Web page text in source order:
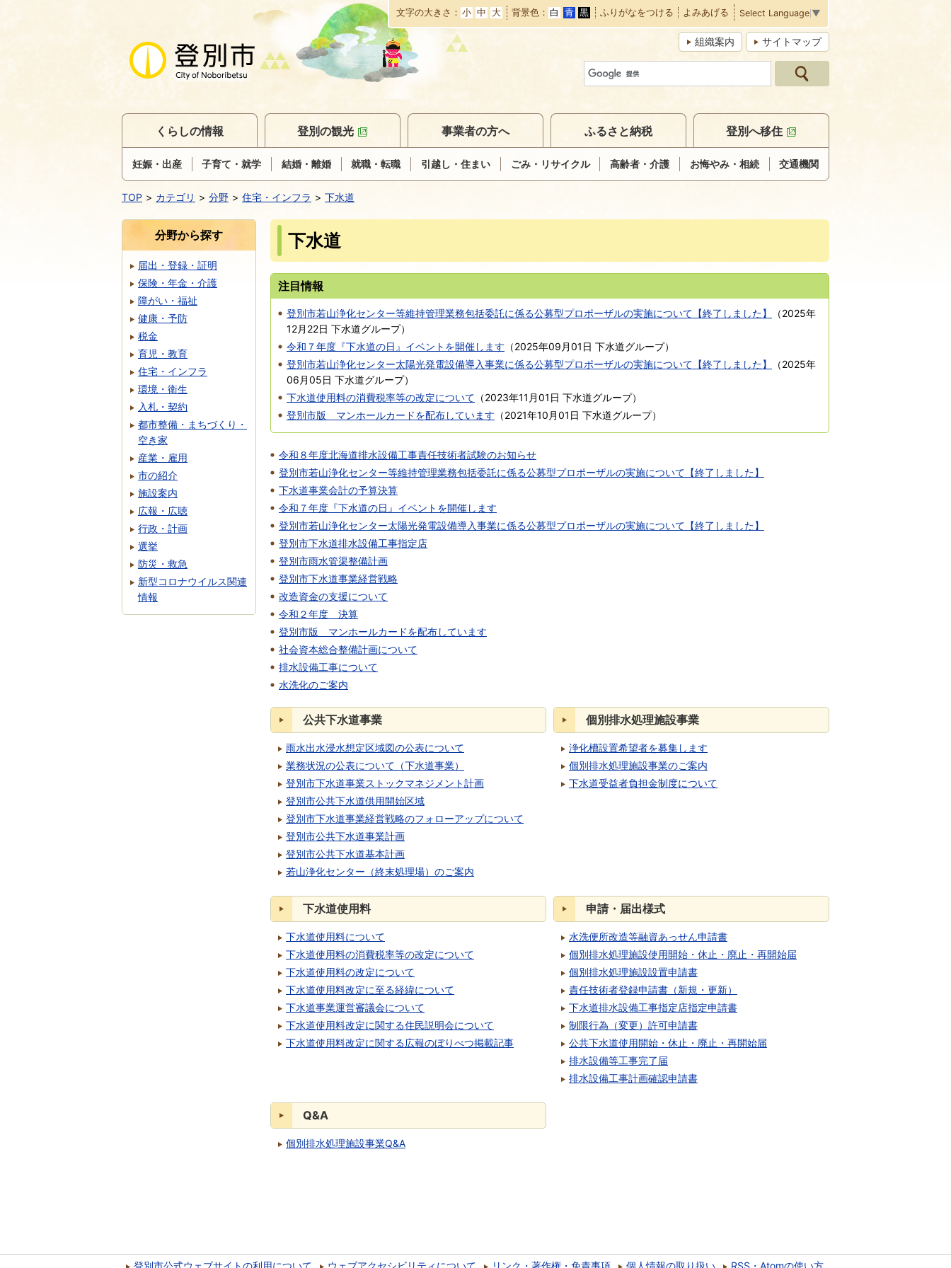
本
文
へ
移
動
文字の大きさ 小 中 大 背景色 白 青 黒 ふりがなをつける よみあげる Select Language ▼
組織案内 サイトマップ
くらしの情報
妊娠・出産 子育て・就学 結婚・離婚 就職・転職 引越し・住まい ごみ・リサイクル 高齢者・介護 お悔やみ・相続 交通機関
登別の観光 事業者の方へ ふるさと納税 登別へ移住
TOP カテゴリ 分野 住宅・インフラ 下水道
下水道
注目情報
登別市若山浄化センター等維持管理業務包括委託に係る公募型プロポーザルの実施について【終了しました】 （2025年
12月22日 下水道グループ）
令和７年度『下水道の日』イベントを開催します （2025年09月01日 下水道グループ）
登別市若山浄化センター太陽光発電設備導入事業に係る公募型プロポーザルの実施について【終了しました】
（2025年
06月05日 下水道グループ）
下水道使用料の消費税率等の改定について （2023年11月01日 下水道グループ）
登別市版 マンホールカードを配布しています （2021年10月01日 下水道グループ）
令和８年度北海道排水設備工事責任技術者試験のお知らせ
登別市若山浄化センター等維持管理業務包括委託に係る公募型プロポーザルの実施について【終了しました】
下水道事業会計の予算決算
令和７年度『下水道の日』イベントを開催します
登別市若山浄化センター太陽光発電設備導入事業に係る公募型プロポーザルの実施について【終了しました】
登別市下水道排水設備工事指定店
登別市雨水管渠整備計画
登別市下水道事業経営戦略
改造資金の支援について
令和２年度 決算
登別市版 マンホールカードを配布しています
社会資本総合整備計画について
排水設備工事について
水洗化のご案内
公共下水道事業
雨水出水浸水想定区域図の公表について
業務状況の公表について（下水道事業）
登別市下水道事業ストックマネジメント計画
登別市公共下水道供用開始区域
登別市下水道事業経営戦略のフォローアップについて
登別市公共下水道事業計画
登別市公共下水道基本計画
若山浄化センター（終末処理場）のご案内
個別排水処理施設事業
浄化槽設置希望者を募集します
個別排水処理施設事業のご案内
下水道受益者負担金制度について
下水道使用料
下水道使用料について
下水道使用料の消費税率等の改定について
下水道使用料の改定について
下水道使用料改定に至る経緯について
下水道事業運営審議会について
下水道使用料改定に関する住民説明会について
下水道使用料改定に関する広報のぼりべつ掲載記事
申請・届出様式
水洗便所改造等融資あっせん申請書
個別排水処理施設使用開始・休止・廃止・再開始届
個別排水処理施設設置申請書
責任技術者登録申請書（新規・更新）
下水道排水設備工事指定店指定申請書
制限行為（変更）許可申請書
公共下水道使用開始・休止・廃止・再開始届
排水設備等工事完了届
排水設備工事計画確認申請書
Q&A
個別排水処理施設事業Q&A
分野から探す
届出・登録・証明
保険・年金・介護
障がい・福祉
健康・予防
税金
育児・教育
住宅・インフラ
環境・衛生
入札・契約
都市整備・まちづくり・
空き家
産業・雇用
市の紹介
施設案内
広報・広聴
行政・計画
選挙
防災・救急
新型コロナウイルス関連
情報
登別市公式ウェブサイトの利用について ウェブアクセシビリティについて リンク・著作権・免責事項 個人情報の取り扱い RSS・Atomの使い方